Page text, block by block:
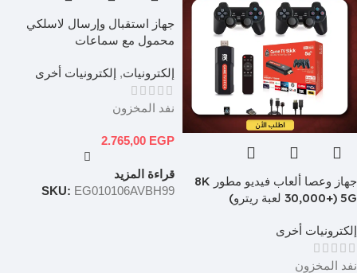
جهاز وعصا ألعاب فيديو مطور 8K
5G (+30,000 لعبة ريترو)
إلكترونيات أخرى
نفد المخزون
جهاز استقبال وإرسال لاسلكي
محمول مع سماعات
إلكترونيات, إلكترونيات أخرى
نفد المخزون
2.765,00 EGP
قراءة المزيد
SKU: EG010106AVBH99